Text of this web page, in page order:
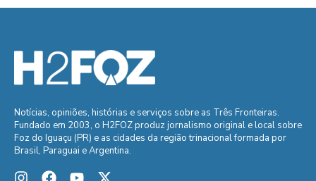
Notícias, opiniões, histórias e serviços sobre as Três Fronteiras.
Fundado em 2003, o H2FOZ produz jornalismo original e local sobre
Foz do Iguaçu (PR) e as cidades da região trinacional formada por
Brasil, Paraguai e Argentina.